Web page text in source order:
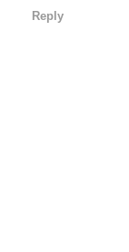
Reply